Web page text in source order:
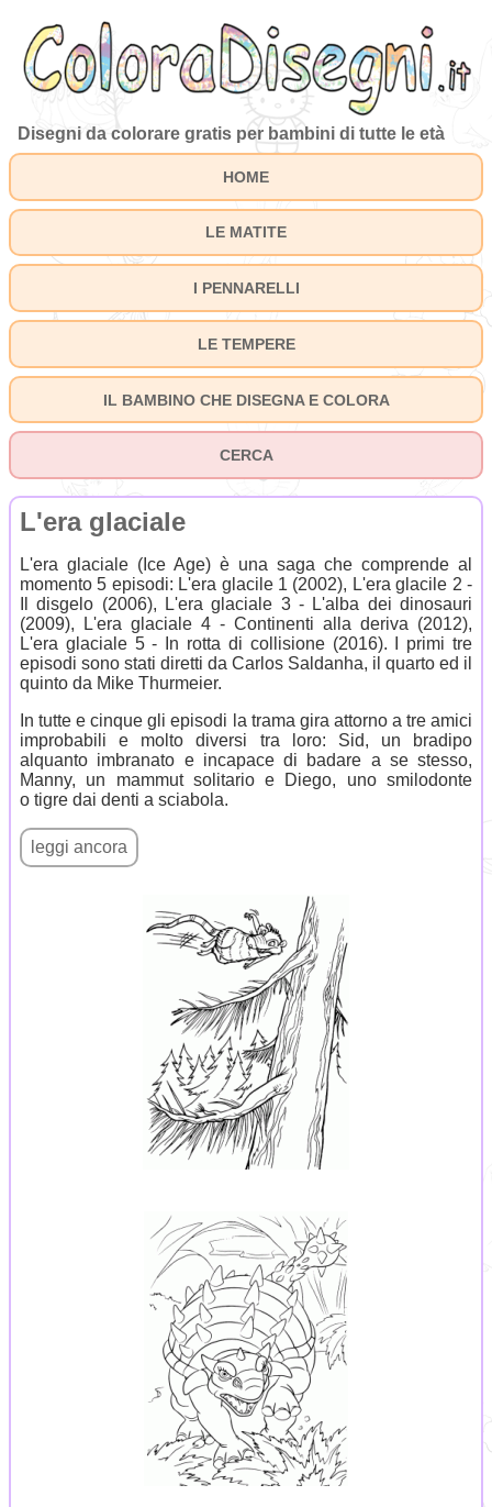
Disegni da colorare gratis per bambini di tutte le età
HOME
LE MATITE
I PENNARELLI
LE TEMPERE
IL BAMBINO CHE DISEGNA E COLORA
CERCA
L'era glaciale
L'era glaciale (Ice Age) è una saga che comprende al
momento 5 episodi: L'era glacile 1 (2002), L'era glacile 2 -
Il disgelo (2006), L'era glaciale 3 - L'alba dei dinosauri
(2009), L'era glaciale 4 - Continenti alla deriva (2012),
L'era glaciale 5 - In rotta di collisione (2016). I primi tre
episodi sono stati diretti da Carlos Saldanha, il quarto ed il
quinto da Mike Thurmeier.
In tutte e cinque gli episodi la trama gira attorno a tre amici
improbabili e molto diversi tra loro: Sid, un bradipo
alquanto imbranato e incapace di badare a se stesso,
Manny, un mammut solitario e Diego, uno smilodonte
o tigre dai denti a sciabola.